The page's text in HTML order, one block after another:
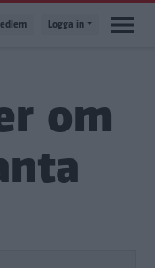
Logga in
om